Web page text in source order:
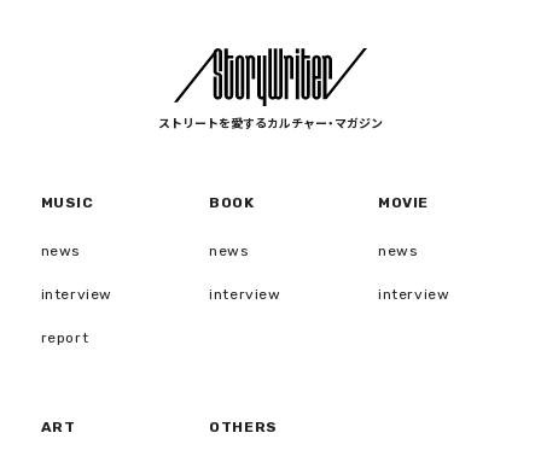
ストリートを愛するカルチャー・マガジン
MUSIC
news
interview
report
BOOK
news
interview
MOVIE
news
interview
ART OTHERS